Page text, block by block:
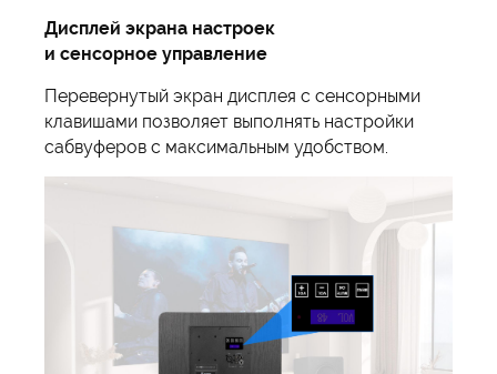
Дисплей экрана настроек
и сенсорное управление
Перевернутый экран дисплея с сенсорными
клавишами позволяет выполнять настройки
сабвуферов с максимальным удобством.